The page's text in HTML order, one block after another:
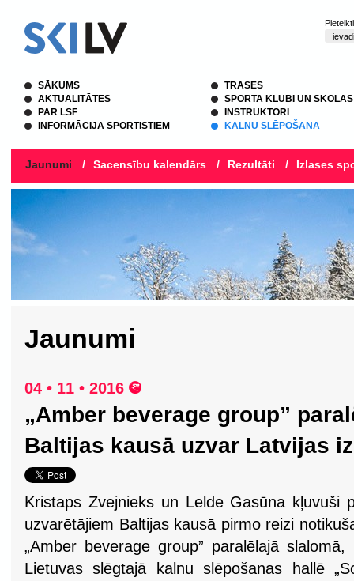
SĀKUMS
AKTUALITĀTES
PAR LSF
INFORMĀCIJA SPORTISTIEM
TRASES
SPORTA KLUBI UN SKOLAS
INSTRUKTORI
KALNU SLĒPOŠANA
Jaunumi / Sacensību kalendārs / Rezultāti / Izlases
Jaunumi
04 • 11 • 2016
„Amber beverage group”
Baltijas kausā uzvar Latvijas
Kristaps Zvejnieks un Lelde Gasūna kļuvuši
uzvarētājiem Baltijas kausā pirmo reizi
„Amber beverage group” paralēlajā slalomā,
Lietuvas slēgtajā kalnu slēpošanas hallē